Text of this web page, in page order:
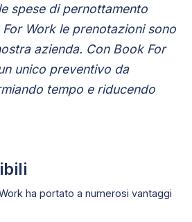
spese di pernottamento
Work le prenotazioni sono
azienda. Con Book For
unico preventivo da
tempo e riducendo
ha portato a numerosi vantaggi